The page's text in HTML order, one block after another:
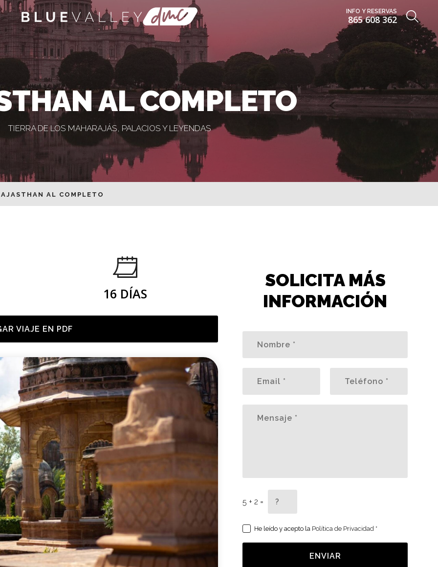
INFO Y RESERVAS
865 608 362
AL COMPLETO
TIERRA DE LOS MAHARAJÁS, PALACIOS Y LEYENDAS
AL COMPLETO
16 DÍAS
VIAJE EN PDF
SOLICITA MÁS
INFORMACIÓN
5 + 2 =
He leído y acepto la Política de Privacidad *
ENVIAR